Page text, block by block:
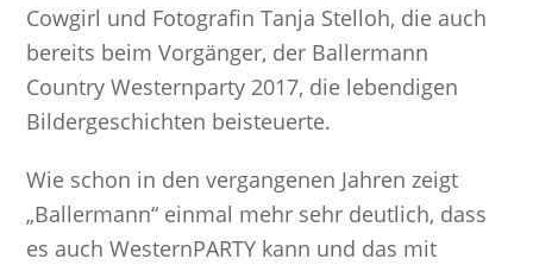
Cowgirl und Fotografin Tanja Stelloh, die auch
bereits beim Vorgänger, der Ballermann
Country Westernparty 2017, die lebendigen
Bildergeschichten beisteuerte.
Wie schon in den vergangenen Jahren zeigt
„Ballermann“ einmal mehr sehr deutlich, dass
es auch WesternPARTY kann und das mit